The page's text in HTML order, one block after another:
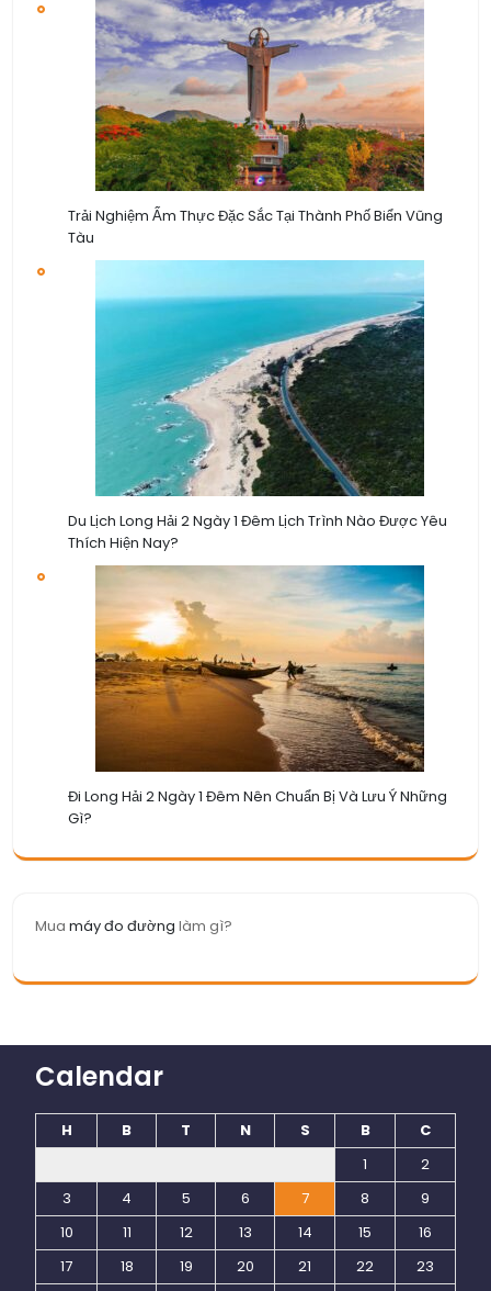
Trải Nghiệm Ẩm Thực Đặc Sắc Tại Thành Phố Biển Vũng
Tàu
Du Lịch Long Hải 2 Ngày 1 Đêm Lịch Trình Nào Được Yêu
Thích Hiện Nay?
Đi Long Hải 2 Ngày 1 Đêm Nên Chuẩn Bị Và Lưu Ý Những
Gì?
Mua máy đo đường làm gì?
Calendar
H B T N S B
C
1
2
3
4 5 6 7 8
9
10
11 12 13 14 15
16
17
18 19 20 21 22
23